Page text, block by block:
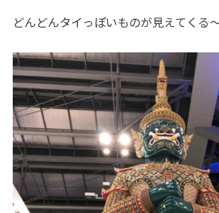
どんどんタイっぽいものが見えてくる